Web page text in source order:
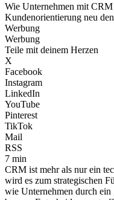
Wie Unternehmen mit
Kundenorientierung neu
Werbung
Werbung
Teile mit deinem Herzen
X
Facebook
Instagram
LinkedIn
YouTube
Pinterest
TikTok
Mail
RSS
7 min
CRM ist mehr als nur ein
wird es zum strategischen
wie Unternehmen durch ein